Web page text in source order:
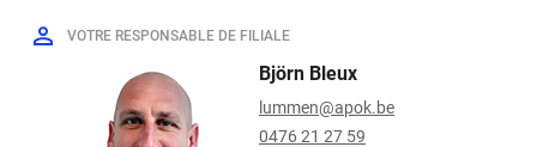
VOTRE RESPONSABLE DE FILIALE
Björn Bleux
lummen@apok.be
0476 21 27 59